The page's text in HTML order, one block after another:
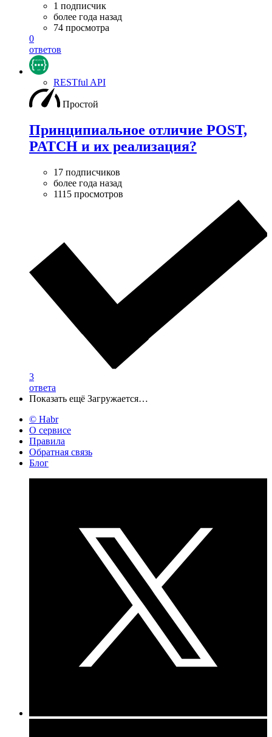
1 подписчик
более года назад
74 просмотра
0
ответов
RESTful API
Простой
Принципиальное отличие POST,
PATCH и их реализация?
17 подписчиков
более года назад
1115 просмотров
3
ответа
Показать ещё Загружается…
© Habr
О сервисе
Правила
Обратная связь
Блог